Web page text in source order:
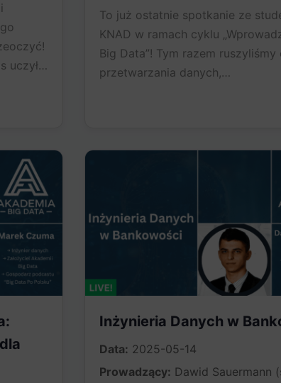
uczył…
To już ostatnie spotkanie ze
KNAD w ramach cyklu
Big Data”! Tym razem ruszyliśmy
przetwarzania danych,…
Inżynieria Danych w
Data: 2025-05-14
Prowadzący: Dawid Sauermann